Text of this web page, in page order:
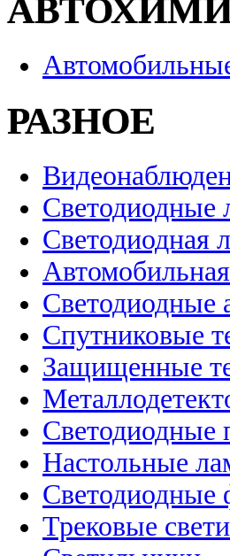
РАЗНОЕ
Светодиодные
Светодиодная
Светодиодные
Спутниковые
Защищенные
Светодиодные
Настольные
Светодиодные
Трековые